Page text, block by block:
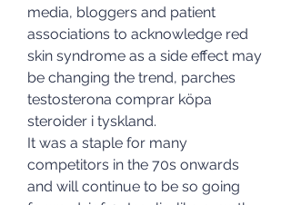
media, bloggers and patient
associations to acknowledge red
skin syndrome as a side effect may
be changing the trend, parches
testosterona comprar köpa
steroider i tyskland.
It was a staple for many
competitors in the 70s onwards
and will continue to be so going